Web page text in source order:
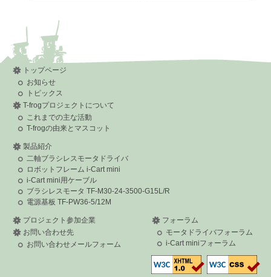
トップページ
お知らせ
トピックス
T-frogプロジェクトについて
これまでの主な活動
T-frogの由来とマスコット
製品紹介
二軸ブラシレスモータドライバ
ロボットフレーム i-Cart mini
i-Cart mini用ケーブル
ブラシレスモータ TF-M30-24-3500-G15L/R
電源基板 TF-PW36-5/12M
プロジェクト参加企業
お問い合わせ先
お問い合わせメールフォーム
フォーラム
モータドライバフォーラム
i-Cart miniフォーラム